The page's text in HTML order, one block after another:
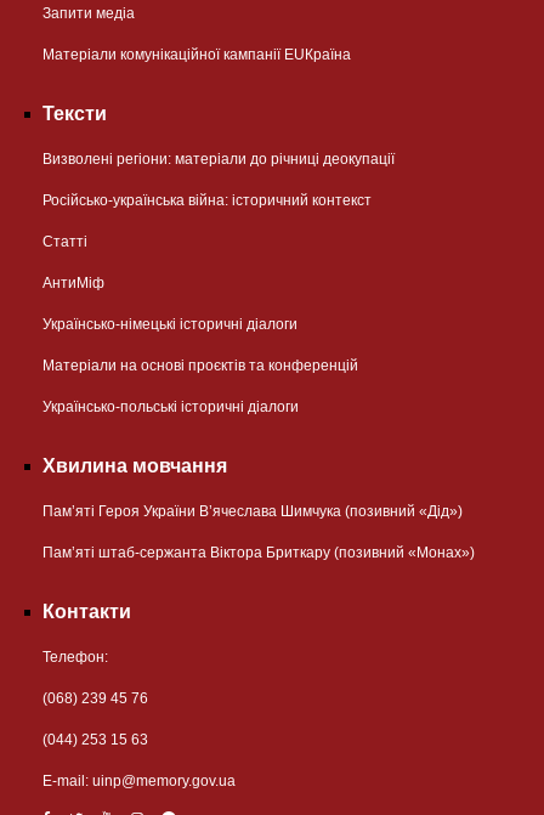
Запити медіа
Матеріали комунікаційної кампанії EUКраїна
Тексти
Визволені регіони: матеріали до річниці деокупації
Російсько-українська війна: історичний контекст
Статті
АнтиМіф
Українсько-німецькі історичні діалоги
Матеріали на основі проєктів та конференцій
Українсько-польські історичні діалоги
Хвилина мовчання
Пам’яті Героя України В’ячеслава Шимчука (позивний «Дід»)
Пам’яті штаб-сержанта Віктора Бриткару (позивний «Монах»)
Контакти
Телефон:
(068) 239 45 76
(044) 253 15 63
Е-mail: uinp@memory.gov.ua